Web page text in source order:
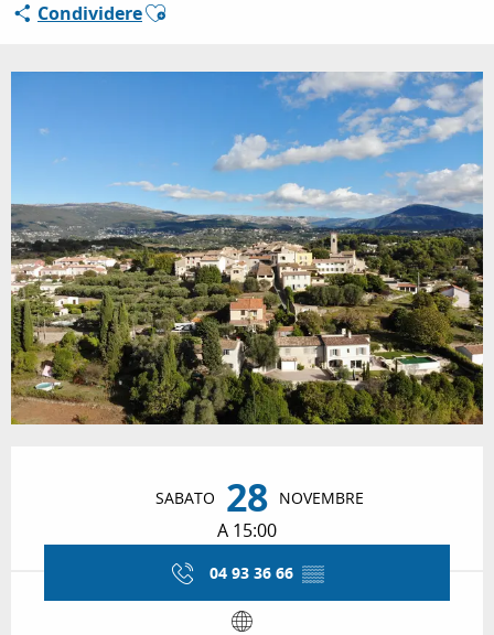
CondividereAjouter aux favoris
SABATO 28 NOVEMBRE
A 15:00
04 93 36 66 ▒▒